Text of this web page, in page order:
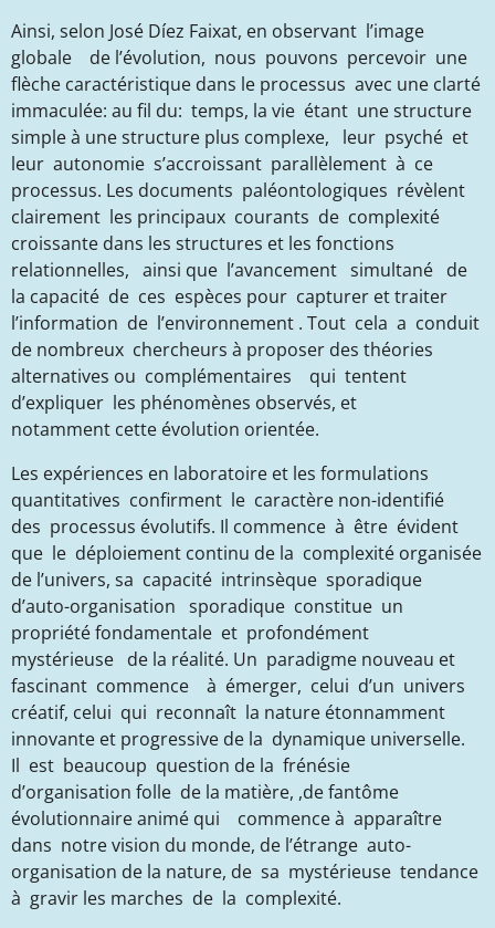
Ainsi, selon José Díez Faixat, en observant l’image
globale de l’évolution, nous pouvons percevoir une
flèche caractéristique dans le processus avec une clarté
immaculée: au fil du: temps, la vie étant une structure
simple à une structure plus complexe, leur psyché et
leur autonomie s’accroissant parallèlement à ce
processus. Les documents paléontologiques révèlent
clairement les principaux courants de complexité
croissante dans les structures et les fonctions
relationnelles, ainsi que l’avancement simultané de
la capacité de ces espèces pour capturer et traiter
l’information de l’environnement . Tout cela a conduit
de nombreux chercheurs à proposer des théories
alternatives ou complémentaires qui tentent
d’expliquer les phénomènes observés, et
notamment cette évolution orientée.
Les expériences en laboratoire et les formulations
quantitatives confirment le caractère non-identifié
des processus évolutifs. Il commence à être évident
que le déploiement continu de la complexité organisée
de l’univers, sa capacité intrinsèque sporadique
d’auto-organisation sporadique constitue un
propriété fondamentale et profondément
mystérieuse de la réalité. Un paradigme nouveau et
fascinant commence à émerger, celui d’un univers
créatif, celui qui reconnaît la nature étonnamment
innovante et progressive de la dynamique universelle.
Il est beaucoup question de la frénésie
d’organisation folle de la matière, ,de fantôme
évolutionnaire animé qui commence à apparaître
dans notre vision du monde, de l’étrange auto-
organisation de la nature, de sa mystérieuse tendance
à gravir les marches de la complexité.